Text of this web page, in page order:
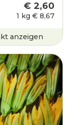
€ 2,60
1 kg € 8,67
anzeigen